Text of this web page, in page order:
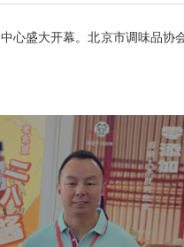
盛大开幕。北京市调味品协